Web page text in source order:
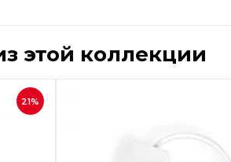
этой коллекции
21%
Быстрый